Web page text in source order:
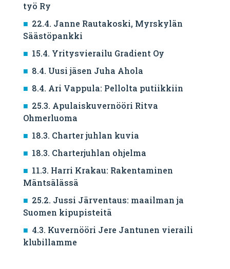
työ Ry
22.4. Janne Rautakoski, Myrskylän
Säästöpankki
15.4. Yritysvierailu Gradient Oy
8.4. Uusi jäsen Juha Ahola
8.4. Ari Vappula: Pellolta putiikkiin
25.3. Apulaiskuvernööri Ritva
Ohmerluoma
18.3. Charter juhlan kuvia
18.3. Charterjuhlan ohjelma
11.3. Harri Krakau: Rakentaminen
Mäntsälässä
25.2. Jussi Järventaus: maailman ja
Suomen kipupisteitä
4.3. Kuvernööri Jere Jantunen vieraili
klubillamme